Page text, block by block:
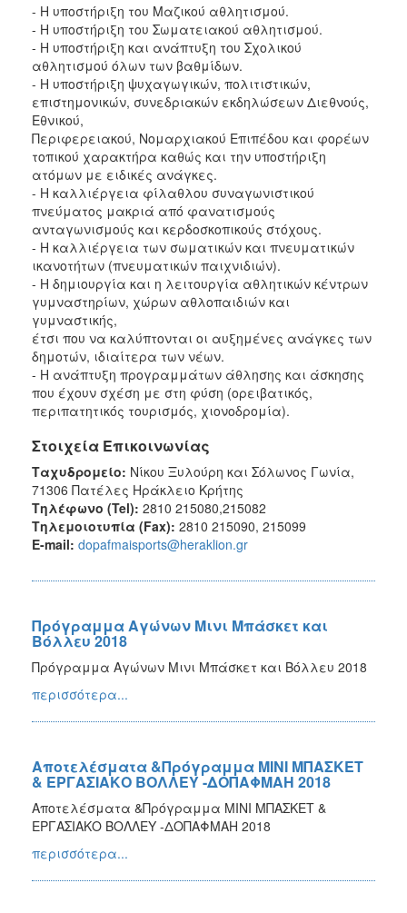
- Η υποστήριξη του Μαζικού αθλητισμού.
- Η υποστήριξη του Σωματειακού αθλητισμού.
- Η υποστήριξη και ανάπτυξη του Σχολικού
αθλητισμού όλων των βαθμίδων.
- Η υποστήριξη ψυχαγωγικών, πολιτιστικών,
επιστημονικών, συνεδριακών εκδηλώσεων Διεθνούς,
Εθνικού,
Περιφερειακού, Νομαρχιακού Επιπέδου και φορέων
τοπικού χαρακτήρα καθώς και την υποστήριξη
ατόμων με ειδικές ανάγκες.
- Η καλλιέργεια φίλαθλου συναγωνιστικού
πνεύματος μακριά από φανατισμούς
ανταγωνισμούς και κερδοσκοπικούς στόχους.
- Η καλλιέργεια των σωματικών και πνευματικών
ικανοτήτων (πνευματικών παιχνιδιών).
- Η δημιουργία και η λειτουργία αθλητικών κέντρων
γυμναστηρίων, χώρων αθλοπαιδιών και
γυμναστικής,
έτσι που να καλύπτονται οι αυξημένες ανάγκες των
δημοτών, ιδιαίτερα των νέων.
- Η ανάπτυξη προγραμμάτων άθλησης και άσκησης
που έχουν σχέση με στη φύση (ορειβατικός,
περιπατητικός τουρισμός, χιονοδρομία).
Στοιχεία Επικοινωνίας
Ταχυδρομείο: Νίκου Ξυλούρη και Σόλωνος Γωνία,
71306 Πατέλες Ηράκλειο Κρήτης
Τηλέφωνο (Tel): 2810 215080,215082
Τηλεμοιoτυπία (Fax): 2810 215090, 215099
Ε-mail: dopafmaisports@heraklion.gr
Πρόγραμμα Αγώνων Μινι Μπάσκετ και
Βόλλευ 2018
Πρόγραμμα Αγώνων Μινι Μπάσκετ και Βόλλευ 2018
περισσότερα...
Αποτελέσματα &Πρόγραμμα ΜΙΝΙ ΜΠΑΣΚΕΤ
& ΕΡΓΑΣΙΑΚΟ ΒΟΛΛΕΥ -ΔΟΠΑΦΜΑΗ 2018
Αποτελέσματα &Πρόγραμμα ΜΙΝΙ ΜΠΑΣΚΕΤ &
ΕΡΓΑΣΙΑΚΟ ΒΟΛΛΕΥ -ΔΟΠΑΦΜΑΗ 2018
περισσότερα...